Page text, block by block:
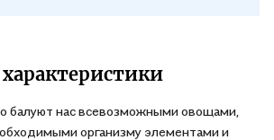
балуют нас всевозможными овощами,
организму элементами и